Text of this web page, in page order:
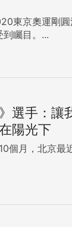
東京奧運剛
矚目。...
》選手：讓
陽光下
個月，北京最